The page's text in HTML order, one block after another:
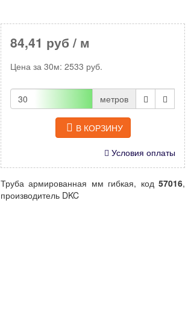
84,41 руб / м
Цена за 30м: 2533 руб.
метров
В КОРЗИНУ
Условия оплаты
Труба армированная мм гибкая, код 57016,
производитель DKC